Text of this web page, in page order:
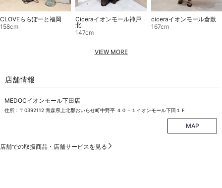
CLOVEららぽーと福岡
158cm
Ciceraイオンモール神戸
北
147cm
ciceraイオンモール倉敷
167cm
VIEW MORE
店舗情報
MEDOCイオンモール下田店
住所：〒0392112 青森県上北郡おいらせ町中野平 ４０－１イオンモール下田１Ｆ
MAP
店舗での取扱商品・店舗サービスを見る